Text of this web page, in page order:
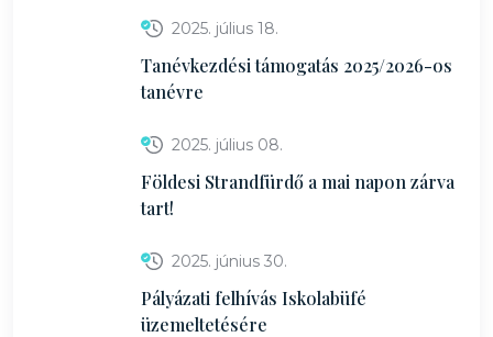
2025. július 18.
Tanévkezdési támogatás 2025/2026-os
tanévre
2025. július 08.
Földesi Strandfürdő a mai napon zárva
tart!
2025. június 30.
Pályázati felhívás Iskolabüfé
üzemeltetésére